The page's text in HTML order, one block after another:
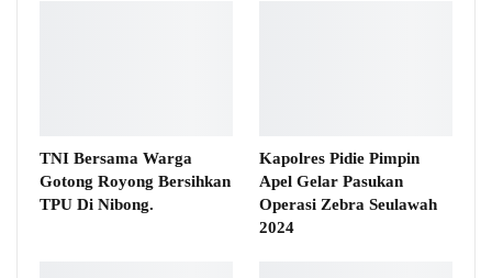
TNI Bersama Warga
Gotong Royong Bersihkan
TPU Di Nibong.
Kapolres Pidie Pimpin
Apel Gelar Pasukan
Operasi Zebra Seulawah
2024